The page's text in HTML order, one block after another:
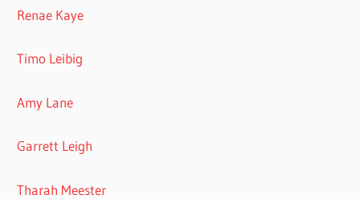
Renae Kaye
Timo Leibig
Amy Lane
Garrett Leigh
Tharah Meester